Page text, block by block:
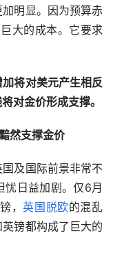
明显。因为预算赤
大的成本。它要求
将对美元产生相反
对金价形成支撑。
然支撑金价
及国际前景非常不
忧日益加剧。仅6月
， 英国脱欧的混乱
镑都构成了巨大的